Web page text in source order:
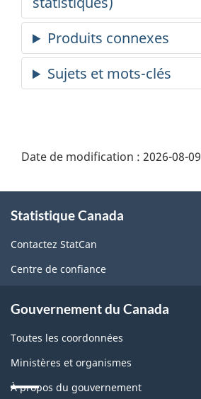
Date de modification : 2026-08-09
propos
de
ce
Statistique Canada
Contactez StatCan
Centre de confiance
Gouvernement du Canada
Toutes les coordonnées
Ministères et organismes
À propos du gouvernement